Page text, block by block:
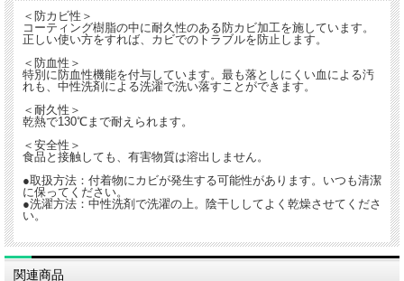
＜防カビ性＞
コーティング樹脂の中に耐久性のある防カビ加工を施しています。
正しい使い方をすれば、カビでのトラブルを防止します。
＜防血性＞
特別に防血性機能を付与しています。最も落としにくい血による汚
れも、中性洗剤による洗濯で洗い落すことができます。
＜耐久性＞
乾熱で130℃まで耐えられます。
＜安全性＞
食品と接触しても、有害物質は溶出しません。
●取扱方法：付着物にカビが発生する可能性があります。いつも清潔
に保ってください。
●洗濯方法：中性洗剤で洗濯の上。陰干ししてよく乾燥させてくださ
い。
関連商品